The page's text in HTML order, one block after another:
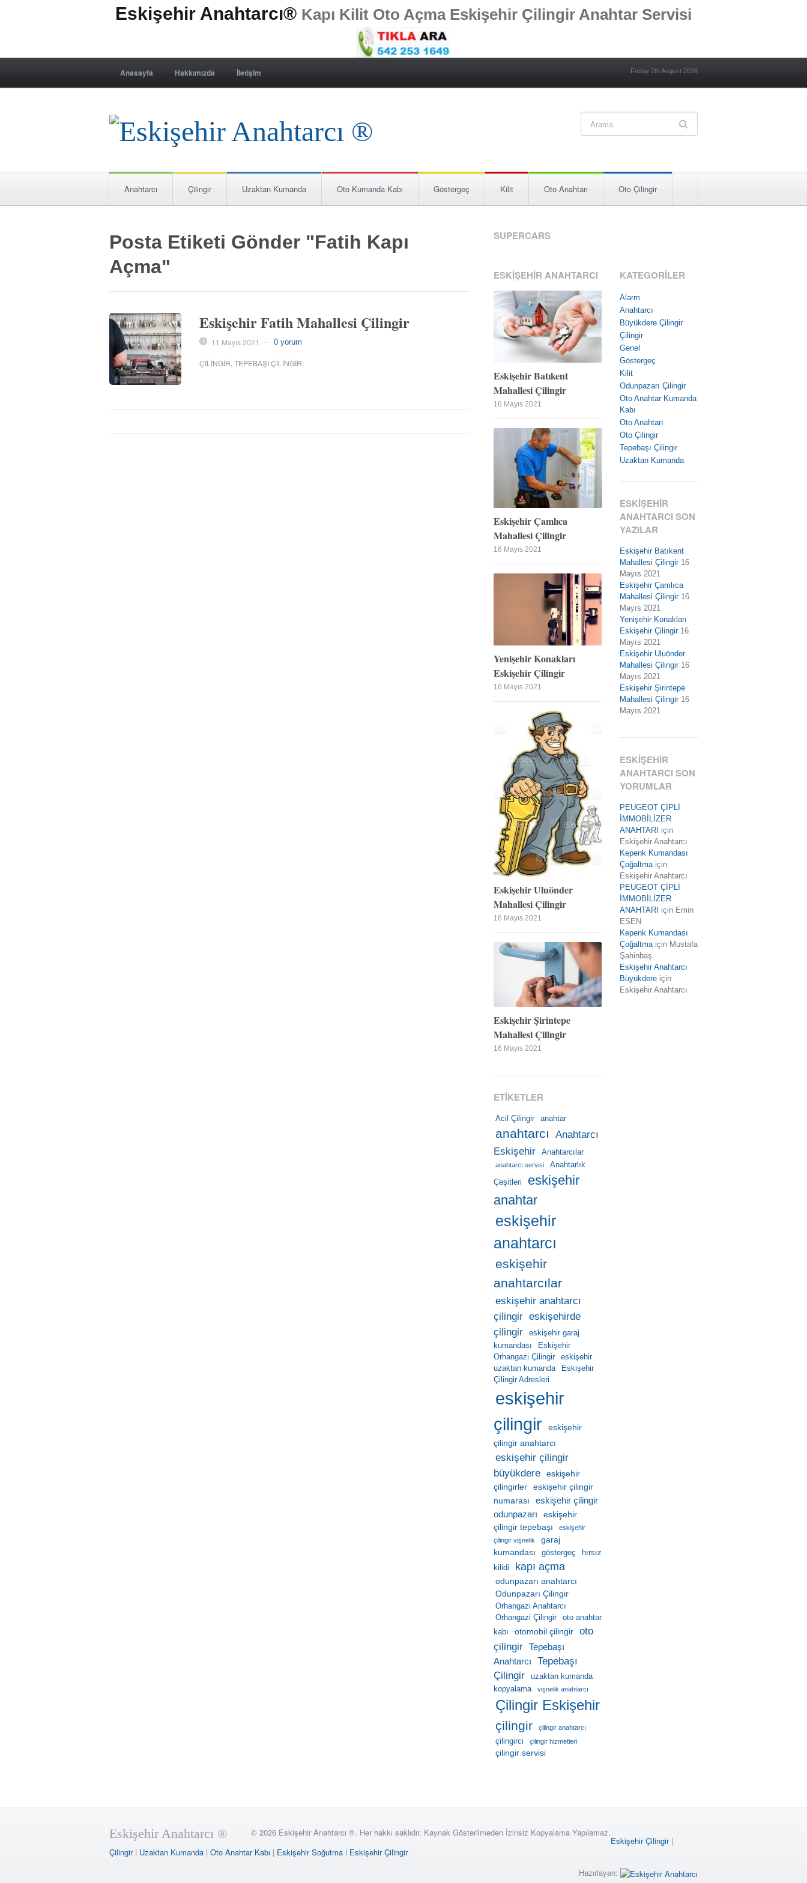
Eskişehir Anahtarcı® Kapı Kilit Oto Açma Eskişehir Çilingir Anahtar Servisi
Anasayfa Hakkımızda İletişim Friday 7th August 2026
Anahtarcı Çilingir Uzaktan Kumanda Oto Kumanda Kabı Göstergeç Kilit Oto Anahtarı Oto Çilingir
Posta Etiketi Gönder "Fatih Kapı
Açma"
Eskişehir Fatih Mahallesi Çilingir
11 Mayıs 2021 0 yorum
ÇILINGIR,TEPEBAŞI ÇILINGIR:
SUPERCARS
ESKIŞEHIR ANAHTARCI
Eskişehir Batıkent
Mahallesi Çilingir
16 Mayıs 2021
Eskişehir Çamlıca
Mahallesi Çilingir
16 Mayıs 2021
Yenişehir Konakları
Eskişehir Çilingir
16 Mayıs 2021
Eskişehir Uluönder
Mahallesi Çilingir
16 Mayıs 2021
Eskişehir Şirintepe
Mahallesi Çilingir
16 Mayıs 2021
ETIKETLER
Acil Çilingir anahtar
anahtarcı Anahtarcı
Eskişehir
Anahtarcılar
anahtarcı servisi Anahtarlık
Çeşitleri
eskişehir
anahtar
eskişehir
anahtarcı
eskişehir
anahtarcılar
eskişehir anahtarcı
çilingir eskişehirde
çilingir
eskişehir garaj
kumandası
Eskişehir
Orhangazi Çilingir
eskişehir
uzaktan kumanda
Eskişehir
Çilingir Adresleri
eskişehir
çilingir
eskişehir
çilingir anahtarcı
eskişehir çilingir
büyükdere
eskişehir
çilingirler
eskişehir çilingir
numarası
eskişehir çilingir
odunpazarı
eskişehir
çilingir tepebaşı
eskişehir
çilingir vişnelik
garaj
kumandası
göstergeç
hırsız
kilidi
kapı açma
odunpazarı anahtarcı
Odunpazarı Çilingir
Orhangazi Anahtarcı
Orhangazi Çilingir
oto anahtar
kabı
otomobil çilingir
oto
çilingir Tepebaşı
Anahtarcı
Tepebaşı
Çilingir
uzaktan kumanda
kopyalama
vişnelik anahtarcı
Çilingir Eskişehir
çilingir çilingir anahtarcı
çilingirci çilingir hizmetleri
çilingir servisi
KATEGORILER
Alarm
Anahtarcı
Büyükdere Çilingir
Çilingir
Genel
Göstergeç
Kilit
Odunpazarı Çilingir
Oto Anahtar Kumanda
Kabı
Oto Anahtarı
Oto Çilingir
Tepebaşı Çilingir
Uzaktan Kumanda
ESKIŞEHIR
ANAHTARCI SON
YAZILAR
Eskişehir Batıkent
Mahallesi Çilingir 16
Mayıs 2021
Eskişehir Çamlıca
Mahallesi Çilingir 16
Mayıs 2021
Yenişehir Konakları
Eskişehir Çilingir 16
Mayıs 2021
Eskişehir Uluönder
Mahallesi Çilingir 16
Mayıs 2021
Eskişehir Şirintepe
Mahallesi Çilingir 16
Mayıs 2021
ESKIŞEHIR
ANAHTARCI SON
YORUMLAR
PEUGEOT ÇİPLİ
İMMOBİLİZER
ANAHTARI için
Eskişehir Anahtarcı
Kepenk Kumandası
Çoğaltmaiçin
Eskişehir Anahtarcı
PEUGEOT ÇİPLİ
İMMOBİLİZER
ANAHTARI için Emin
ESEN
Kepenk Kumandası
Çoğaltmaiçin Mustafa
Şahinbaş
Eskişehir Anahtarcı
Büyükdere için
Eskişehir Anahtarcı
Eskişehir Anahtarcı ® © 2026 Eskişehir Anahtarcı ®. Her hakkı saklıdır. Kaynak Gösterilmeden İzinsiz Kopyalama Yapılamaz.
Eskişehir Çilingir|
Çilingir| Uzaktan Kumanda | Oto Anahtar Kabı | Eskişehir Soğutma | Eskişehir Çilingir
Hazırlayan: